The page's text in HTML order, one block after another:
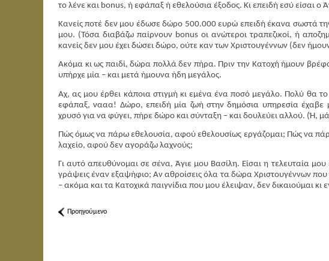
το λένε και bonus, ή εφάπαξ ή εθελούσια έξοδος. Κι επειδή εσύ είσαι
Κανείς ποτέ δεν μου έδωσε δώρο 500.000 ευρώ επειδή έκανα σωστά
μου. (Τόσα διαβάζω παίρνουν bonus οι ανώτεροι τραπεζικοί, ή
κανείς δεν μου έχει δώσει δώρο, ούτε καν των Χριστουγέννων (δεν
Ακόμα κι ως παιδί, δώρα πολλά δεν πήρα. Πριν την Κατοχή ήμουν
υπήρχε μία – και μετά ήμουνα ήδη μεγάλος.
Αχ, ας μου έρθει κάποια στιγμή κι εμένα ένα ποσό μεγάλο. Πολύ θα
εφάπαξ, νααα! Δώρο, επειδή μία ζωή στην δημόσια υπηρεσία έχαβε
χρυσό για να φύγει, πήρε δώρο και σύνταξη – και δουλεύει αλλού. (Ή,
Πώς όμως να πάρω εθελουσία, αφού εθελουσίως εργάζομαι; Πώς να
λαχείο, αφού δεν αγοράζω λαχνούς;
Γι αυτό απευθύνομαι σε σένα, Άγιε μου Βασίλη. Είσαι η τελευταία
γράψεις έναν εξαψήφιο; Αν αθροίσεις όλα τα δώρα Χριστουγέννων
– ακόμα και τα Κατοχικά παιγνίδια που μου έλειψαν, δεν δικαιούμαι κι
Προηγούμενο